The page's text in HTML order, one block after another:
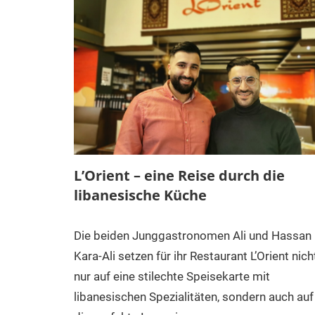
L’Orient – eine Reise durch die
libanesische Küche
Die beiden Junggastronomen Ali und Hassan
Kara-Ali setzen für ihr Restaurant L’Orient
nur auf eine stilechte Speisekarte mit
libanesischen Spezialitäten, sondern auch auf